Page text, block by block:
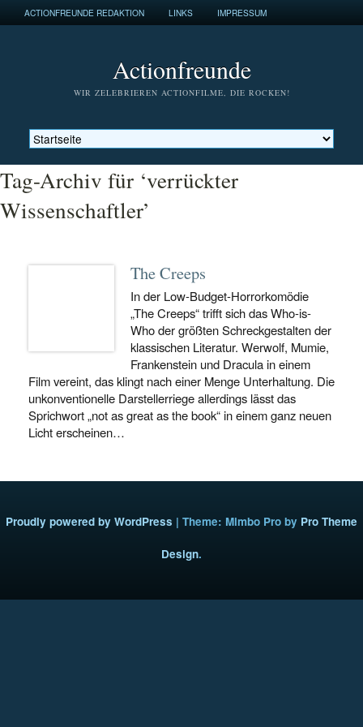
ACTIONFREUNDE REDAKTION LINKS IMPRESSUM
Actionfreunde
WIR ZELEBRIEREN ACTIONFILME, DIE ROCKEN!
Tag-Archiv für ‘verrückter
Wissenschaftler’
The Creeps
In der Low-Budget-Horrorkomödie
„The Creeps“ trifft sich das Who-is-
Who der größten Schreckgestalten der
klassischen Literatur. Werwolf, Mumie,
Frankenstein und Dracula in einem
Film vereint, das klingt nach einer Menge Unterhaltung. Die
unkonventionelle Darstellerriege allerdings lässt das
Sprichwort „not as great as the book“ in einem ganz neuen
Licht erscheinen…
Proudly powered by WordPress | Theme: Mimbo Pro by Pro Theme
Design.